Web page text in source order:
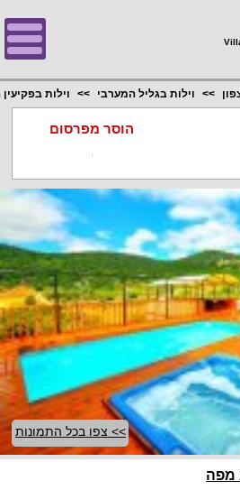
וילות בגליל המערבי וילות
הוסר מפרסום
>> צפו בכל התמונות
מפה